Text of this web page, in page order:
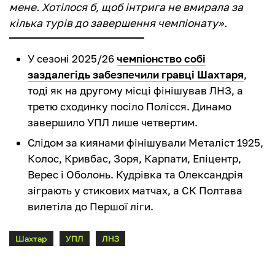
мене. Хотілося б, щоб інтрига не вмирала за
кілька турів до завершення чемпіонату».
У сезоні 2025/26чемпіонство собі
заздалегідь забезпечили гравці Шахтаря,
тоді як на другому місці фінішував ЛНЗ, а
третю сходинку посіло Полісся. Динамо
завершило УПЛ лише четвертим.
Слідом за киянами фінішували Металіст 1925,
Колос, Кривбас, Зоря, Карпати, Епіцентр,
Верес і Оболонь. Кудрівка та Олександрія
зіграють у стикових матчах, а СК Полтава
вилетіла до Першої ліги.
Шахтар УПЛ ЛНЗ